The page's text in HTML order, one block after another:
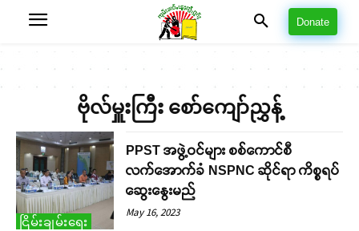
Donate
ဗိုလ်မှူးကြီး စော်ကျော်ညွှန့်
ငြိမ်းချမ်းရေး
PPST အဖွဲ့ဝင်များ စစ်ကောင်စီ
လက်အောက်ခံ NSPNC ဆိုင်ရာ ကိစ္စရပ်
ဆွေးနွေးမည်
May 16, 2023